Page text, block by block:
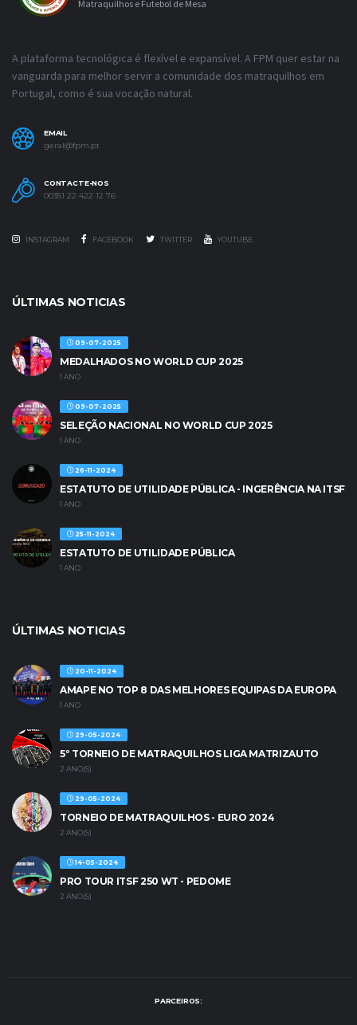
Matraquilhos e Futebol de Mesa
A plataforma tecnológica é flexível e expansível. A FPM quer estar na
vanguarda para melhor servir a comunidade dos matraquilhos em
Portugal, como é sua vocação natural.
EMAIL
geral@fpm.pt
CONTACTE-NOS
00351 22 422 12 76
INSTAGRAM FACEBOOK TWITTER YOUTUBE
ÚLTIMAS NOTICIAS
09-07-2025
MEDALHADOS NO WORLD CUP 2025
1 ANO
09-07-2025
SELEÇÃO NACIONAL NO WORLD CUP 2025
1 ANO
26-11-2024
ESTATUTO DE UTILIDADE PÚBLICA - INGERÊNCIA NA ITSF
1 ANO
25-11-2024
ESTATUTO DE UTILIDADE PÚBLICA
1 ANO
ÚLTIMAS NOTICIAS
20-11-2024
AMAPE NO TOP 8 DAS MELHORES EQUIPAS DA EUROPA
1 ANO
29-05-2024
5º TORNEIO DE MATRAQUILHOS LIGA MATRIZAUTO
2 ANO(S)
29-05-2024
TORNEIO DE MATRAQUILHOS - EURO 2024
2 ANO(S)
14-05-2024
PRO TOUR ITSF 250 WT - PEDOME
2 ANO(S)
PARCEIROS: